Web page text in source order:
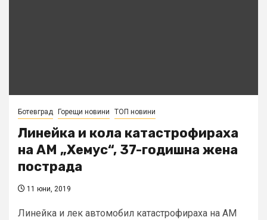
Ботевград Горещи новини ТОП новини
Линейка и кола катастрофираха
на АМ „Хемус“, 37-годишна жена
пострада
11 юни, 2019
Линейка и лек автомобил катастрофираха на АМ